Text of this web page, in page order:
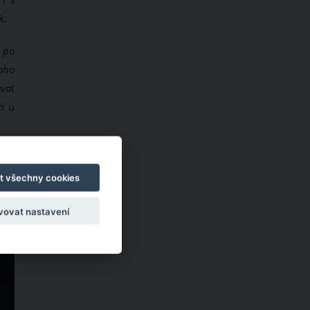
po
u
všechny cookies
nastavení